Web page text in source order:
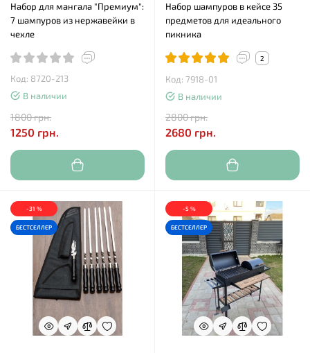
Набор для мангала "Премиум":
7 шампуров из нержавейки в
чехле
Код: 8720-213
В наличии
1800 грн.
1250 грн.
Набор шампуров в кейсе 35
предметов для идеального
пикника
2
Код: 7918-01
В наличии
2800 грн.
2680 грн.
-31 %
БЕСТСЕЛЛЕР
-5 %
БЕСТСЕЛЛЕР